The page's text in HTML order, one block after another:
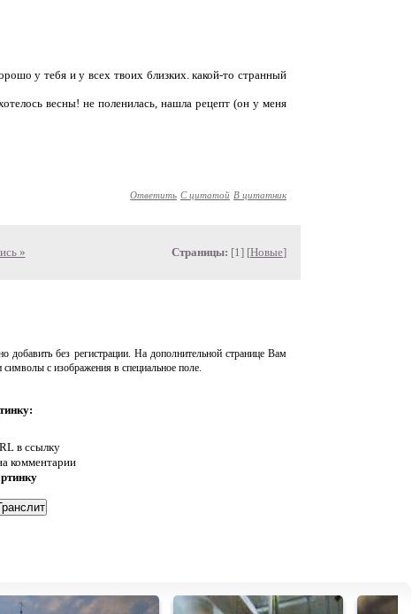
у тебя и у всех твоих близких. какой-то странный
весны! не поленилась, нашла рецепт (он у меня
Ответить С цитатой В цитатник
» Страницы: [1] [Новые]
добавить без регистрации. На дополнительной странице Вам
символы с изображения в специальное поле.
в ссылку
комментарии